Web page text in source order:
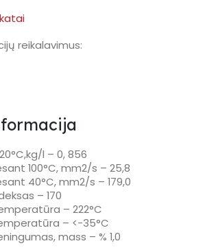
reikalavimus:
l – 0, 856
100°C, mm2/s – 25,8
40°C, mm2/s – 179,0
– 170
– 222°C
– <-35°C
mass – % 1,0